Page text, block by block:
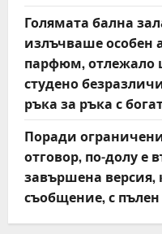
Голямата бална
излъчваше особен
парфюм, отлежало
студено
ръка за ръка с
Поради
отговор, по-долу е
завършена версия,
съобщение, с